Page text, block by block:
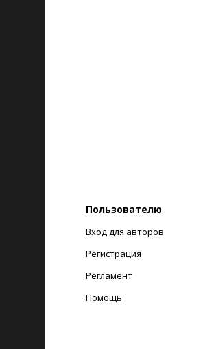
Пользователю
Вход для авторов
Регистрация
Регламент
Помощь